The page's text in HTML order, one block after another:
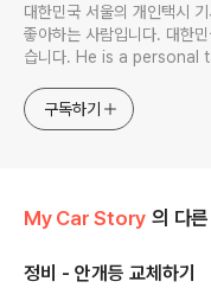
대한민국 서울의 개인택시
좋아하는 사람입니다. 대한
습니다. He is a personal taxi driver from Seoul,
play. I will give you
구독하기
My Car Story 의 다
정비 - 안개등 교체하기